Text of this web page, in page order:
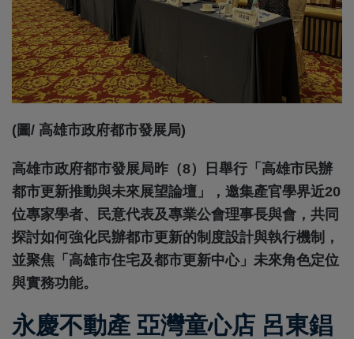
(圖/ 高雄市政府都市發展局)
高雄市政府都市發展局昨（8）日舉行「高雄市民辦
都市更新推動與未來展望論壇」，邀集產官學界近20
位專家學者、民意代表及專業公會理事長與會，共同
探討如何強化民辦都市更新的制度設計與執行機制，
並聚焦「高雄市住宅及都市更新中心」未來角色定位
與實務功能。
永慶不動產 亞灣童心店 呂東錩